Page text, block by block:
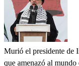
Murió el presidente de
que amenazó al